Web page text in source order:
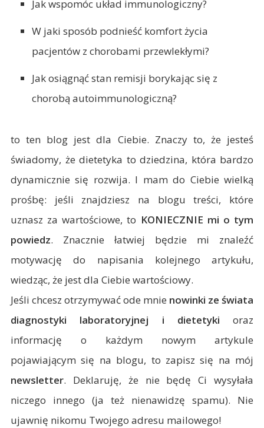
Jak wspomóc układ immunologiczny?
W jaki sposób podnieść komfort życia
pacjentów z chorobami przewlekłymi?
Jak osiągnąć stan remisji borykając się z
chorobą autoimmunologiczną?
to ten blog jest dla Ciebie. Znaczy to, że jesteś
świadomy, że dietetyka to dziedzina, która bardzo
dynamicznie się rozwija. I mam do Ciebie wielką
prośbę: jeśli znajdziesz na blogu treści, które
uznasz za wartościowe, to KONIECZNIE mi o tym
powiedz. Znacznie łatwiej będzie mi znaleźć
motywację do napisania kolejnego artykułu,
wiedząc, że jest dla Ciebie wartościowy.
Jeśli chcesz otrzymywać ode mnie nowinki ze świata
diagnostyki laboratoryjnej i dietetyki oraz
informację o każdym nowym artykule
pojawiającym się na blogu, to zapisz się na mój
newsletter. Deklaruję, że nie będę Ci wysyłała
niczego innego (ja też nienawidzę spamu). Nie
ujawnię nikomu Twojego adresu mailowego!